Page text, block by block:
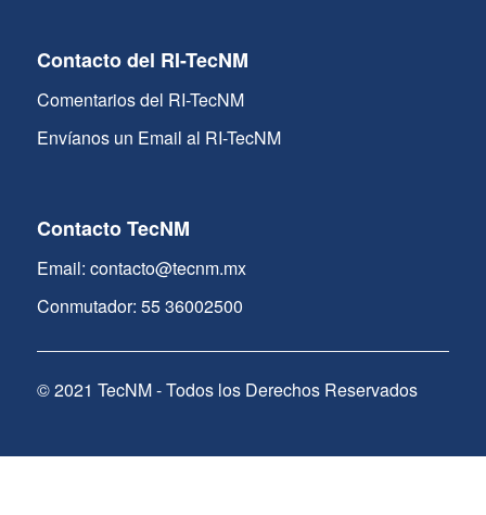
Contacto del RI-TecNM
Comentarios del RI-TecNM
Envíanos un Email al RI-TecNM
Contacto TecNM
Email: contacto@tecnm.mx
Conmutador: 55 36002500
© 2021 TecNM - Todos los Derechos Reservados